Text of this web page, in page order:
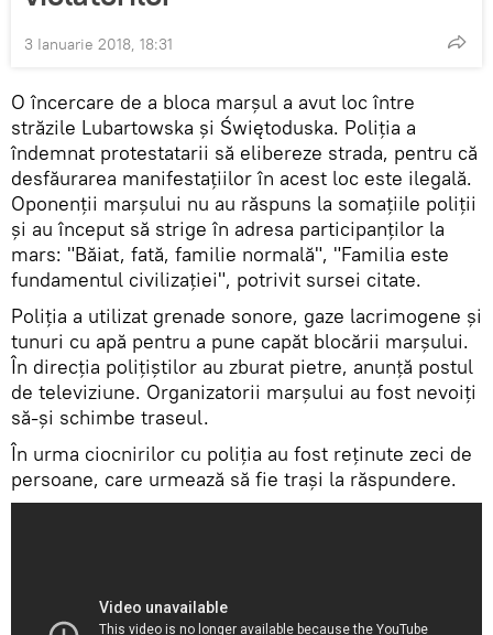
3 Ianuarie 2018, 18:31
O încercare de a bloca marșul a avut loc între
străzile Lubartowska și Świętoduska. Poliția a
îndemnat protestatarii să elibereze strada, pentru că
desfăurarea manifestațiilor în acest loc este ilegală.
Oponenții marșului nu au răspuns la somațiile poliții
și au început să strige în adresa participanților la
mars: "Băiat, fată, familie normală", "Familia este
fundamentul civilizației", potrivit sursei citate.
Poliția a utilizat grenade sonore, gaze lacrimogene și
tunuri cu apă pentru a pune capăt blocării marșului.
În direcția polițiștilor au zburat pietre, anunță postul
de televiziune. Organizatorii marșului au fost nevoiți
să-și schimbe traseul.
În urma ciocnirilor cu poliția au fost reținute zeci de
persoane, care urmează să fie trași la răspundere.